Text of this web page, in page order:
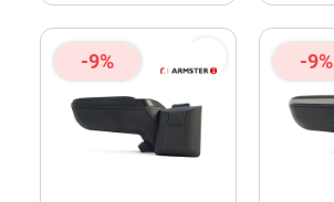
-9% -9%